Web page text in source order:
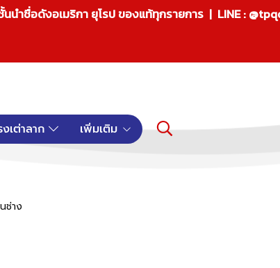
นำชื่อดังอเมริกา ยุโรป ของแท้ทุกรายการ | LINE :
เต่าลาก เพิ่มเติม
ช่าง